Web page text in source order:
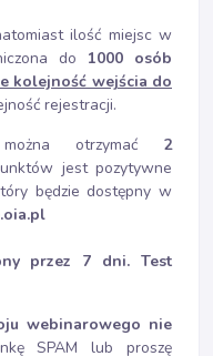
ilość miejsc w
do 1000 osób
kolejność wejścia do
rejestracji.
otrzymać 2
jest pozytywne
będzie dostępny w
przez 7 dni. Test
webinarowego nie
SPAM lub proszę